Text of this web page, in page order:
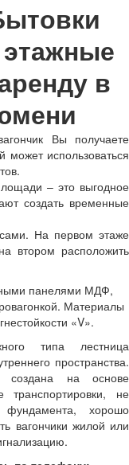
Вы получаете
использоваться
– это выгодное
создать временные
На первом этаже
втором расположить
панелями МДФ,
Материалы
«V».
типа лестница
пространства.
создана на основе
транспортировки, не
фундамента, хорошо
вагончики жилой или